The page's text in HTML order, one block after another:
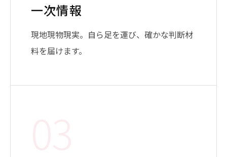
一次情報
現地現物現実。自ら足を運び、確かな判断材
料を届けます。